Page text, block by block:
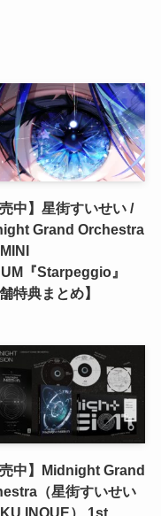
売中】星街すいせい /
Grand Orchestra
『Starpeggio』
舗特典まとめ】
売中】Midnight Grand
（星街すいせい
INOUE） 1st